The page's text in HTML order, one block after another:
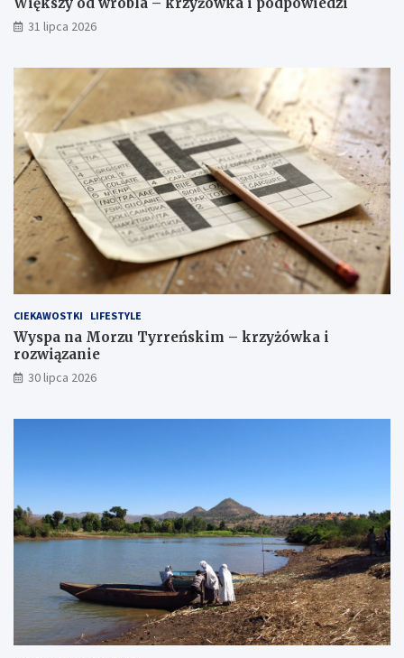
31 lipca 2026
CIEKAWOSTKI LIFESTYLE
Wyspa na Morzu Tyrreńskim – krzyżówka i
rozwiązanie
30 lipca 2026